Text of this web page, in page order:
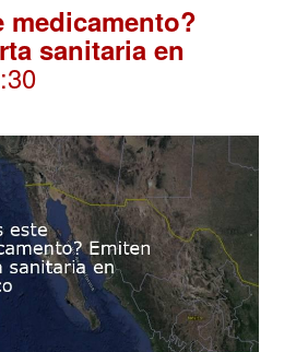
medicamento?
sanitaria en